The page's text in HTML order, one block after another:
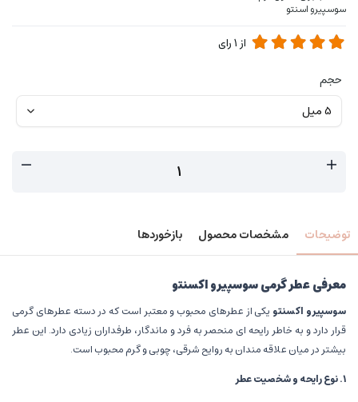
سوسپیرو اسنتو
از 1رای
حجم
توضیحات مشخصات محصول بازخوردها
معرفی عطر گرمی سوسپیرو اکسنتو
سوسپیرو اکسنتو یکی از عطرهای محبوب و معتبر است که در دسته عطرهای گرمی
قرار دارد و به خاطر رایحه ای منحصر به فرد و ماندگار، طرفداران زیادی دارد. این عطر
بیشتر در میان علاقه مندان به روایح شرقی، چوبی و گرم محبوب است.
۱.نوع رایحه و شخصیت عطر